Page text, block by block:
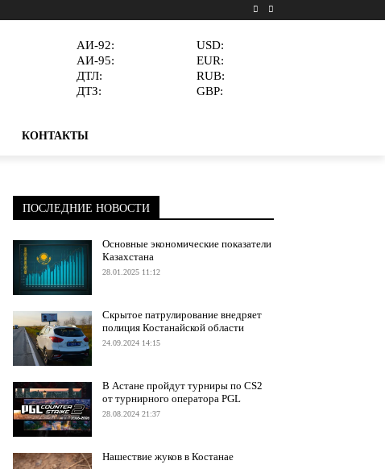
АИ-92:
АИ-95:
ДТЛ:
ДТЗ:
USD:
EUR:
RUB:
GBP:
КОНТАКТЫ
ПОСЛЕДНИЕ НОВОСТИ
Основные экономические показатели
Казахстана
28.01.2025 11:12
Скрытое патрулирование внедряет
полиция Костанайской области
24.09.2024 14:15
В Астане пройдут турниры по CS2
от турнирного оператора PGL
28.08.2024 21:37
Нашествие жуков в Костанае